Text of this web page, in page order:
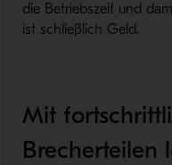
die Betriebszeit und
ist schließlich Geld.
Mit
Brecherteilen